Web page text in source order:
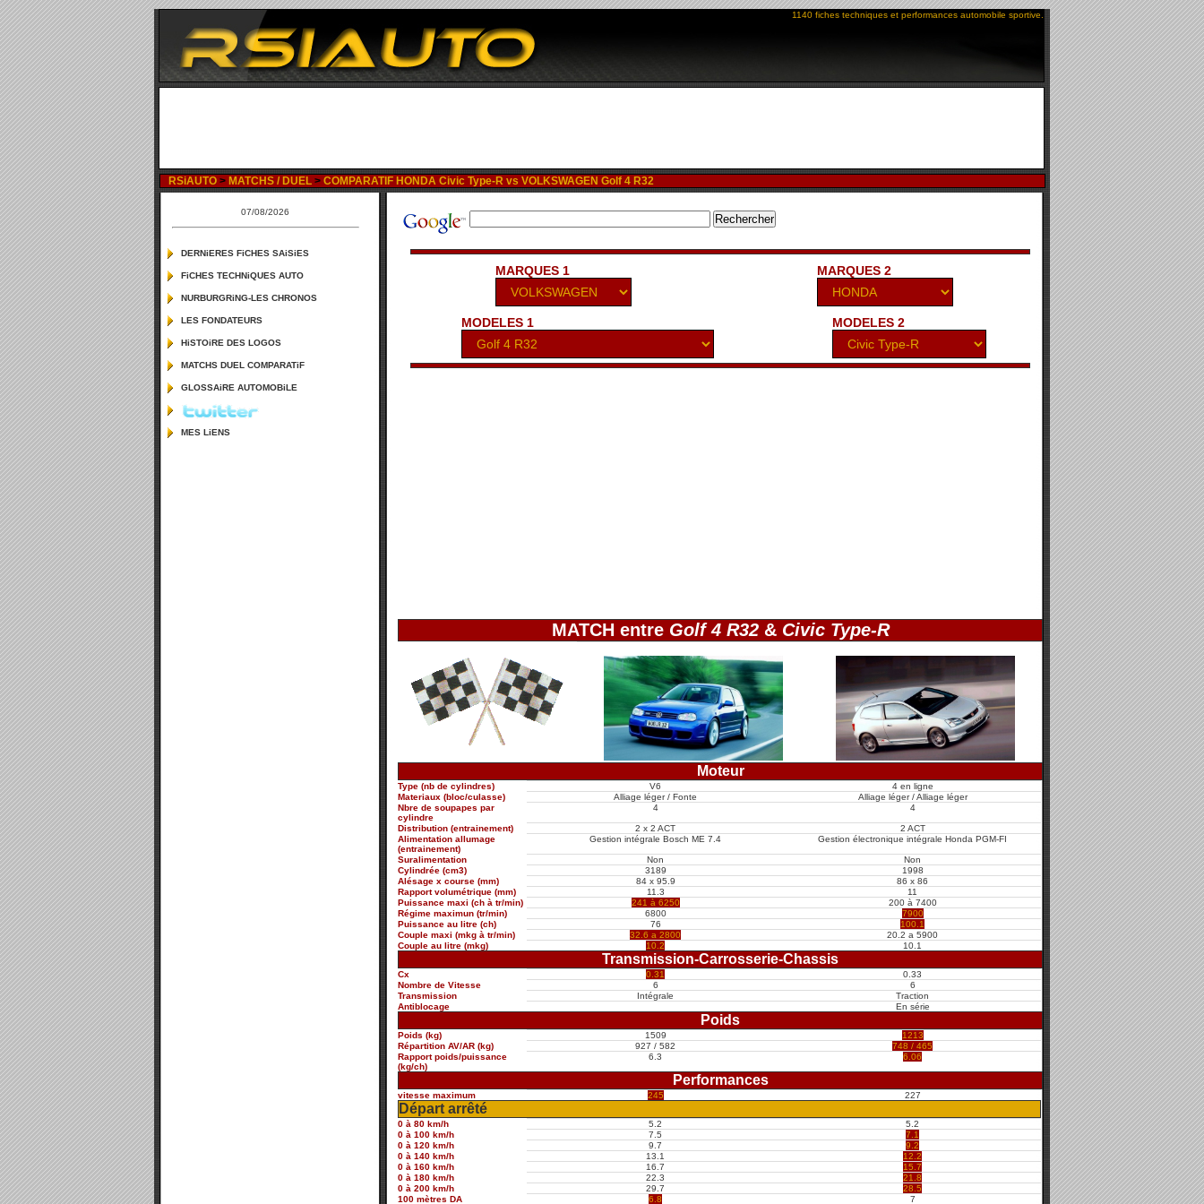
1140 fiches techniques et performances automobile sportive.
RSiAUTO > MATCHS / DUEL > COMPARATIF HONDA Civic Type-R vs VOLKSWAGEN Golf 4 R32
MARQUES 1 MARQUES 2
MODELES 1 MODELES 2
MATCH entre Golf 4 R32& Civic Type-R
Moteur
Type (nb de cylindres) V6
4 en ligne
Materiaux (bloc/culasse)
Alliage léger / Fonte
Alliage léger / Alliage léger
Nbre de soupapes par
cylindre
4 4
Distribution (entrainement) 2 x 2 ACT
2 ACT
Alimentation allumage
(entrainement)
Gestion intégrale Bosch ME 7.4 Gestion électronique intégrale Honda PGM-FI
Suralimentation Non
Non
Cylindrée (cm3)
3189
1998
Alésage x course (mm)
84 x 95.9
86 x 86
Rapport volumétrique (mm)
11.3
11
Puissance maxi (ch à tr/min)
241 à 6250
200 à 7400
Régime maximun (tr/min)
6800
7900
Puissance au litre (ch)
76
100.1
Couple maxi (mkg à tr/min)
32.6 a 2800
20.2 a 5900
Couple au litre (mkg)
10.2 10.1
Transmission-Carrosserie-Chassis
Cx 0.31
0.33
Nombre de Vitesse
6
6
Transmission
Intégrale
Traction
Antiblocage
En série
Poids
Poids (kg) 1509
1213
Répartition AV/AR (kg)
927 / 582
748 / 465
Rapport poids/puissance
(kg/ch)
6.3 6.06
Performances
vitesse maximum 245 227
Départ arrêté
0 à 80 km/h 5.2
5.2
0 à 100 km/h
7.5
7.1
0 à 120 km/h
9.7
9.2
0 à 140 km/h
13.1
12.2
0 à 160 km/h
16.7
15.7
0 à 180 km/h
22.3
21.8
0 à 200 km/h
29.7
28.5
100 mètres DA
6.8 7
07/08/2026
DERNiERES FiCHES SAiSiES
FiCHES TECHNiQUES AUTO
NURBURGRiNG-LES CHRONOS
LES FONDATEURS
HiSTOiRE DES LOGOS
MATCHS DUEL COMPARATiF
GLOSSAiRE AUTOMOBiLE
MES LiENS